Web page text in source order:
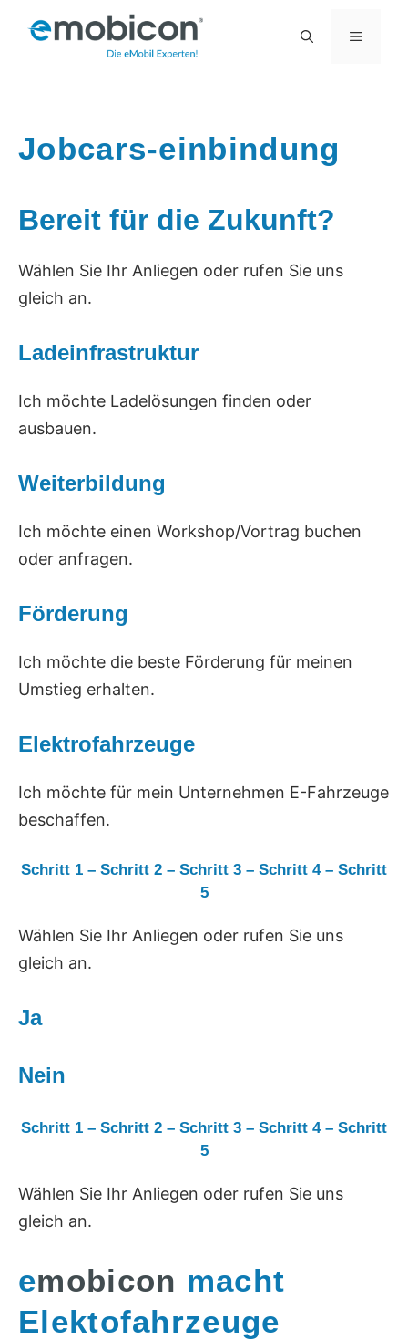
Inhalt
MENÜ
Jobcars-einbindung
Bereit für die Zukunft?
Wählen Sie Ihr Anliegen oder rufen Sie uns
gleich an.
Ladeinfrastruktur
Ich möchte Ladelösungen finden oder
ausbauen.
Weiterbildung
Ich möchte einen Workshop/Vortrag buchen
oder anfragen.
Förderung
Ich möchte die beste Förderung für meinen
Umstieg erhalten.
Elektrofahrzeuge
Ich möchte für mein Unternehmen E-Fahrzeuge
beschaffen.
Schritt 1 – Schritt 2 – Schritt 3 – Schritt 4– Schritt
5
Wählen Sie Ihr Anliegen oder rufen Sie uns
gleich an.
Ja
Nein
Schritt 1 – Schritt 2 – Schritt 3 – Schritt 4– Schritt
5
Wählen Sie Ihr Anliegen oder rufen Sie uns
gleich an.
emobicon macht
Elektofahrzeuge